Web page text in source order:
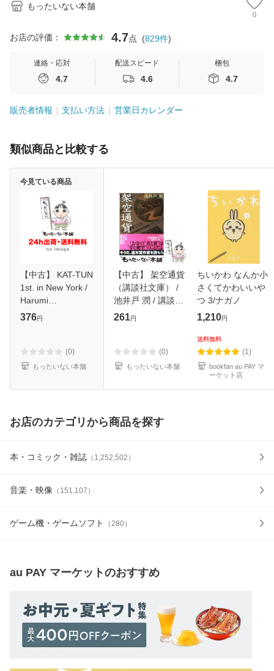
もったいない本舗
0
お店の評価： 4.7点 (829件)
連絡・応対
4.7
配送スピード
4.6
梱包
4.7
販売者情報 支払い方法 営業日カレンダー
類似商品と比較する
【中古】 KAT-TUN
1st. in New York /
Harumi
Yoshimura、吉村
ル便送料無料】
376円
(0)
もったいない本舗
今見ている商品
【中古】 架空通貨
（講談社文庫） /
池井戸 潤 / 講談社
[文庫]【メール便送
261円
(0)
もったいない本舗
ちいかわ なんか小
さくてかわいいや
つ 3/ナガノ
1,210円
送料無料
(1)
bookfan au PAY マ
ーケット店
お店のカテゴリから商品を探す
本・コミック・雑誌 （ 1,252,502 ）
音楽・映像 （ 151,107 ）
ゲーム機・ゲームソフト （280）
au PAY マーケットのおすすめ